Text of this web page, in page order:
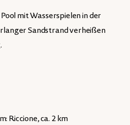
mit Wasserspielen in der
Sandstrand verheißen
Riccione, ca. 2 km